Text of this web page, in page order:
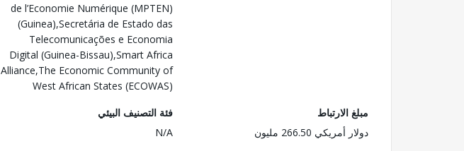
de l’Economie Numérique (MPTEN)
(Guinea),Secretária de Estado das
Telecomunicações e Economia
Digital (Guinea-Bissau),Smart Africa
Alliance,The Economic Community of
West African States (ECOWAS)
مبلغ الارتباط
دولار أمريكي 266.50 مليون
فئة التصنيف البيئي
N/A